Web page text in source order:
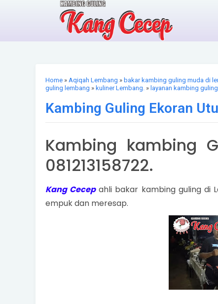
Home » Aqiqah Lembang » bakar kambing guling muda di
guling lembang » kuliner Lembang. » layanan kambing
Kambing Guling Ekoran
Kambing kambing
081213158722.
Kang Cecep ahli bakar kambing guling di
empuk dan meresap.